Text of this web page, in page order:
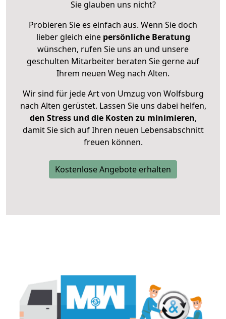
Sie glauben uns nicht?
Probieren Sie es einfach aus. Wenn Sie doch
lieber gleich eine persönliche Beratung
wünschen, rufen Sie uns an und unsere
geschulten Mitarbeiter beraten Sie gerne auf
Ihrem neuen Weg nach Alten.
Wir sind für jede Art von Umzug von Wolfsburg
nach Alten gerüstet. Lassen Sie uns dabei helfen,
den Stress und die Kosten zu minimieren,
damit Sie sich auf Ihren neuen Lebensabschnitt
freuen können.
Kostenlose Angebote erhalten